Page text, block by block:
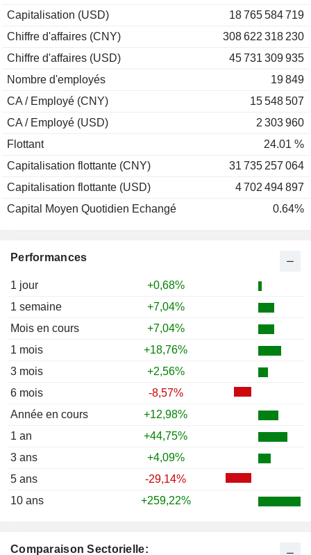
Performances
1 jour
+0,68%
1 semaine
+7,04%
Mois en cours
+7,04%
1 mois
+18,76%
3 mois
+2,56%
6 mois
-8,57%
Année en cours
+12,98%
1 an
+44,75%
3 ans
+4,09%
5 ans
-29,14%
10 ans
+259,22%
Capitalisation (USD)
18 765 584 719
Chiffre d'affaires (CNY)
308 622 318 230
Chiffre d'affaires (USD)
45 731 309 935
Nombre d'employés
19 849
CA / Employé (CNY)
15 548 507
CA / Employé (USD)
2 303 960
Flottant
24.01 %
Capitalisation flottante (CNY)
31 735 257 064
Capitalisation flottante (USD)
4 702 494 897
Capital Moyen Quotidien Echangé
0.64%
Comparaison Sectorielle: